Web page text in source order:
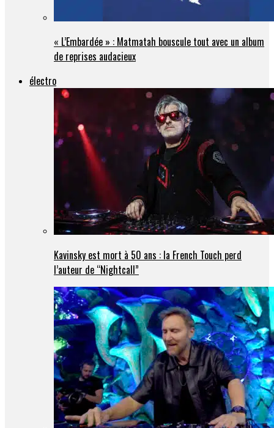
« L’Embardée » : Matmatah bouscule tout avec un album
de reprises audacieux
électro
Kavinsky est mort à 50 ans : la French Touch perd
l’auteur de “Nightcall”